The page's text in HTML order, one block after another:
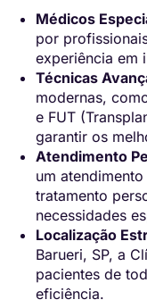
Médicos
por
experiência em
Técnicas
modernas,
e FUT
garantir os
Atendimento
um
tratamento
necessidades
Localização
Barueri, SP, a
pacientes de
eficiência.